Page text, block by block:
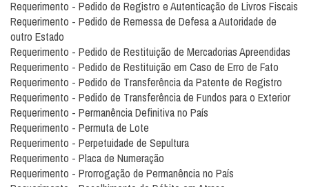
Requerimento - Pedido de Registro e Autenticação de Livros Fiscais
Requerimento - Pedido de Remessa de Defesa a Autoridade de
outro Estado
Requerimento - Pedido de Restituição de Mercadorias Apreendidas
Requerimento - Pedido de Restituição em Caso de Erro de Fato
Requerimento - Pedido de Transferência da Patente de Registro
Requerimento - Pedido de Transferência de Fundos para o Exterior
Requerimento - Permanência Definitiva no País
Requerimento - Permuta de Lote
Requerimento - Perpetuidade de Sepultura
Requerimento - Placa de Numeração
Requerimento - Prorrogação de Permanência no País